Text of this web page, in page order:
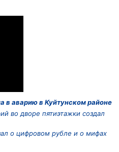
в аварию в Куйтунском районе
во дворе пятиэтажки создал
о цифровом рубле и о мифах